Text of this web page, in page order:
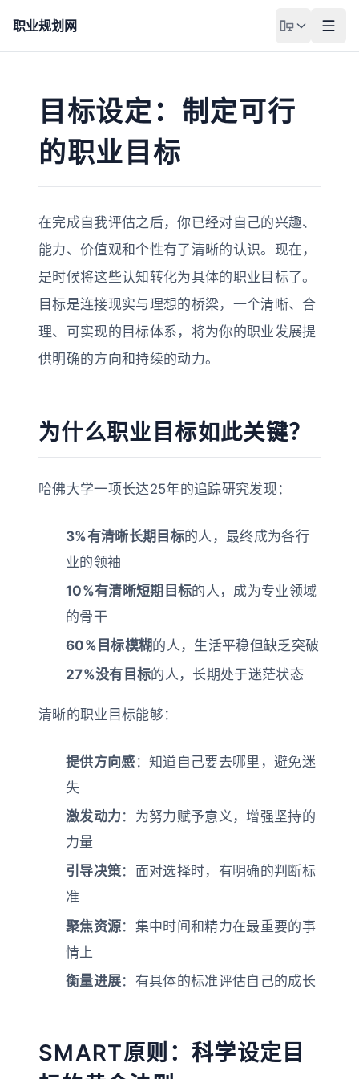
职业规划网
目标设定：制定可行
的职业目标
在完成自我评估之后，你已经对自己的兴趣、
能力、价值观和个性有了清晰的认识。现在，
是时候将这些认知转化为具体的职业目标了。
目标是连接现实与理想的桥梁，一个清晰、合
理、可实现的目标体系，将为你的职业发展提
供明确的方向和持续的动力。
为什么职业目标如此关键？
哈佛大学一项长达25年的追踪研究发现：
3%有清晰长期目标的人，最终成为各行
业的领袖
10%有清晰短期目标的人，成为专业领域
的骨干
60%目标模糊的人，生活平稳但缺乏突破
27%没有目标的人，长期处于迷茫状态
清晰的职业目标能够：
提供方向感 ：知道自己要去哪里，避免迷
失
激发动力 ：为努力赋予意义，增强坚持的
力量
引导决策：面对选择时，有明确的判断标
准
聚焦资源：集中时间和精力在最重要的事
情上
衡量进展：有具体的标准评估自己的成长
SMART原则：科学设定目